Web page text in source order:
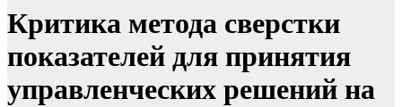
Критика метода сверстки
показателей для принятия
управленческих решений на